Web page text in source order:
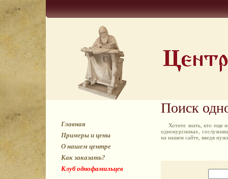
Главная
Примеры и цены
О нашем центре
Как заказать?
Клуб однофамильцев
Поиск
Хотите знать, кто еще
однокурсниках,
на нашем сайте, введя